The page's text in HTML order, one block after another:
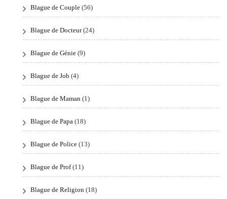
Blague de Couple (56)
Blague de Docteur(24)
Blague de Génie (9)
Blague de Job (4)
Blague de Maman (1)
Blague de Papa (18)
Blague de Police (13)
Blague de Prof(11)
Blague de Religion (18)